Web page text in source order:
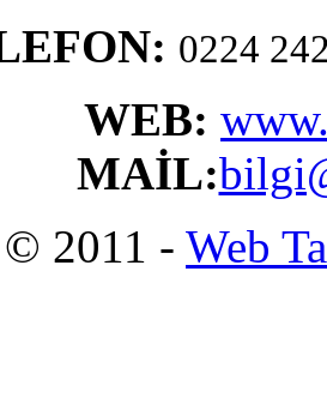
0224
WEB:
MAİL:
2011 - Web